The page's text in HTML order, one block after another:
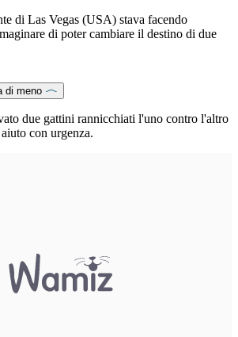
di Las Vegas (USA) stava facendo
di poter cambiare il destino di due
di meno
due gattini rannicchiati l'uno contro l'altro
con urgenza.